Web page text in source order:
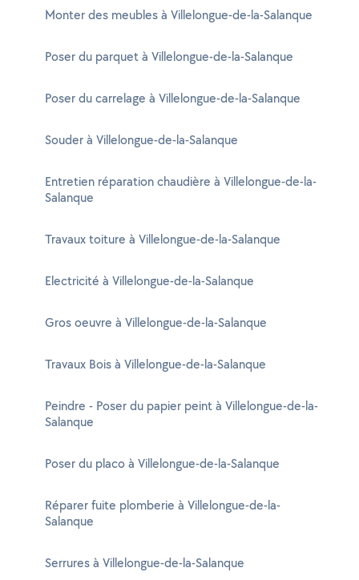
Monter des meubles à Villelongue-de-la-Salanque
Poser du parquet à Villelongue-de-la-Salanque
Poser du carrelage à Villelongue-de-la-Salanque
Souder à Villelongue-de-la-Salanque
Entretien réparation chaudière à Villelongue-de-la-
Salanque
Travaux toiture à Villelongue-de-la-Salanque
Electricité à Villelongue-de-la-Salanque
Gros oeuvre à Villelongue-de-la-Salanque
Travaux Bois à Villelongue-de-la-Salanque
Peindre - Poser du papier peint à Villelongue-de-la-
Salanque
Poser du placo à Villelongue-de-la-Salanque
Réparer fuite plomberie à Villelongue-de-la-
Salanque
Serrures à Villelongue-de-la-Salanque